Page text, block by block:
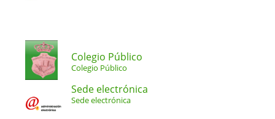
Colegio Público
Colegio Público
Sede electrónica
Sede electrónica